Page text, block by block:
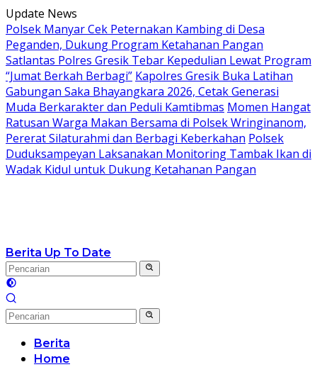
Langsung
ke
konten
Update News
Polsek Manyar Cek Peternakan Kambing di Desa
Peganden, Dukung Program Ketahanan Pangan
Satlantas Polres Gresik Tebar Kepedulian Lewat Program
“Jumat Berkah Berbagi” Kapolres Gresik Buka Latihan
Gabungan Saka Bhayangkara 2026, Cetak Generasi
Muda Berkarakter dan Peduli Kamtibmas Momen Hangat
Ratusan Warga Makan Bersama di Polsek Wringinanom,
Pererat Silaturahmi dan Berbagi Keberkahan Polsek
Duduksampeyan Laksanakan Monitoring Tambak Ikan di
Wadak Kidul untuk Dukung Ketahanan Pangan
Berita Up To Date
Berita
Home